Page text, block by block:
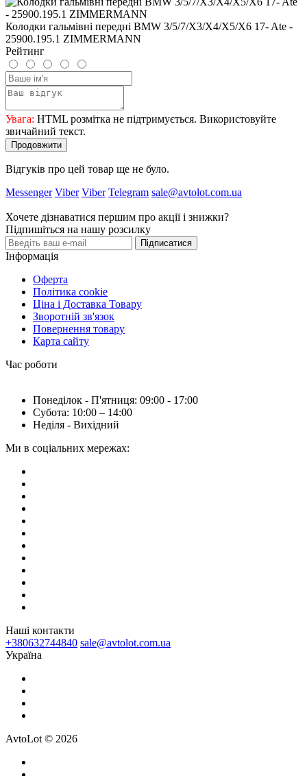
Колодки гальмівні передні BMW 3/5/7/X3/X4/X5/X6 17- Ate -
25900.195.1 ZIMMERMANN
Рейтинг
Увага: HTML розмітка не підтримується. Використовуйте
звичайний текст.
Продовжити
Відгуків про цей товар ще не було.
Messenger Viber Viber Telegram sale@avtolot.com.ua
Хочете дізнаватися першим про акції і знижки?
Підпишіться на нашу розсилку
Підписатися
Інформація
Оферта
Політика cookie
Ціна і Доставка Товару
Зворотній зв'язок
Повернення товару
Карта сайту
Час роботи
Понеділок - П'ятниця: 09:00 - 17:00
Субота: 10:00 – 14:00
Неділя - Вихідний
Ми в соціальних мережах:
Наші контакти
+380632744840 sale@avtolot.com.ua
Українa
AvtoLot © 2026